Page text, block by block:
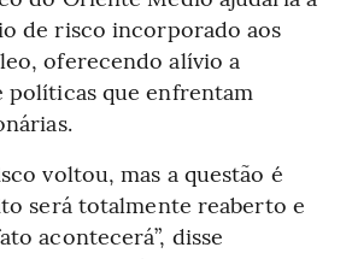
de risco incorporado aos
oferecendo alívio a
que enfrentam
voltou, mas a questão é
será totalmente reaberto e
acontecerá”, disse